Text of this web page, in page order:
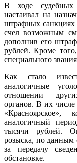
В ходе судебных
настаивал на
штрафных санкциях
счел возможным
дополнив его
рублей. Кроме
специального
Как стало
аналогичные
отношении
органов. В их
аналогичный
тысячи рублей.
розыска, по данным
за передачу
обстановке.